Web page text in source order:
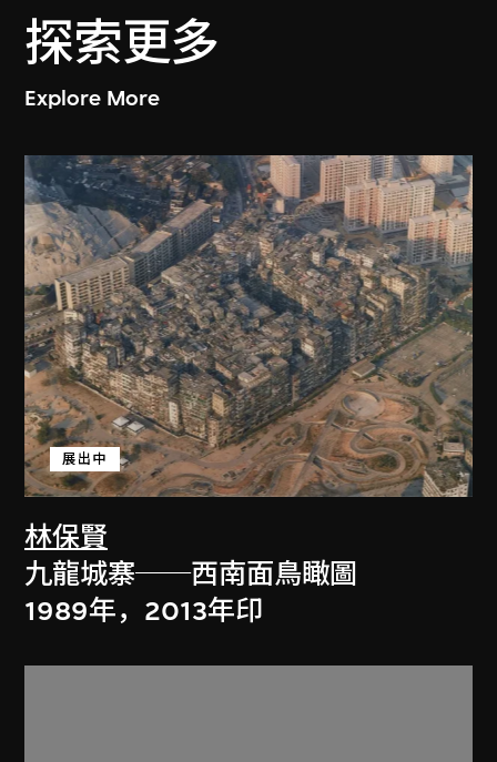
探索更多
Explore More
林保賢
展出中
九龍城寨──西南面鳥瞰圖
1989年，2013年印